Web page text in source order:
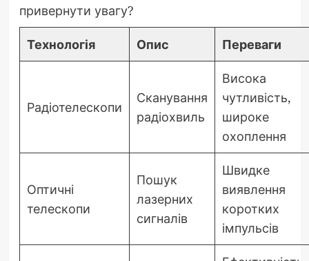
привернути увагу?
Технологія Опис Переваги
Радіотелескопи
Сканування
радіохвиль
Висока
чутливість,
широке
охоплення
Оптичні
телескопи
Пошук
лазерних
сигналів
Швидке
виявлення
коротких
імпульсів